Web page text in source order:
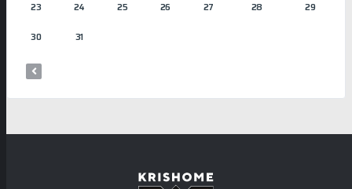
23 24 25 26 27 28 29
30 31